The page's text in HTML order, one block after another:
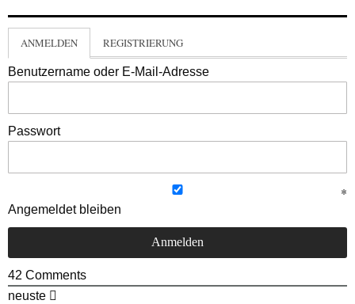
ANMELDEN REGISTRIERUNG
Benutzername oder E-Mail-Adresse
Passwort
Angemeldet bleiben
42 Comments
neuste